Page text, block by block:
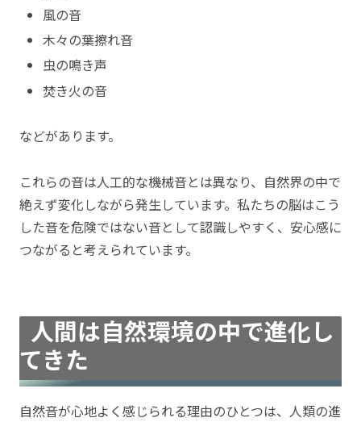
風の音
木々の葉擦れ音
虫の鳴き声
焚き火の音
などがあります。
これらの音は人工的な機械音とは異なり、自然界の中で
絶えず変化しながら発生しています。私たちの脳はこう
した音を危険ではない音として認識しやすく、安心感に
つながると考えられています。
人間は自然環境の中で進化し
てきた
自然音が心地よく感じられる理由のひとつは、人類の進